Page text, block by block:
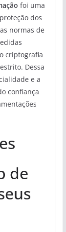
foi uma
dos
normas de
criptografia
Dessa
e a
confiança
de